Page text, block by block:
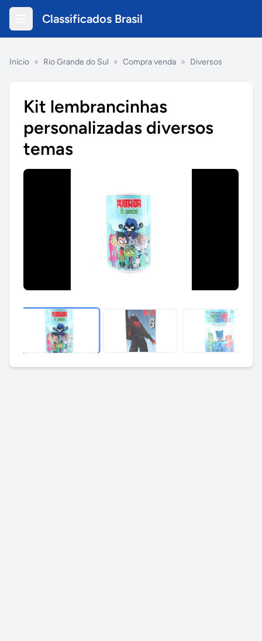
Classificados Brasil
Início » Rio Grande do Sul » Compra venda » Diversos
Kit lembrancinhas
personalizadas diversos
temas